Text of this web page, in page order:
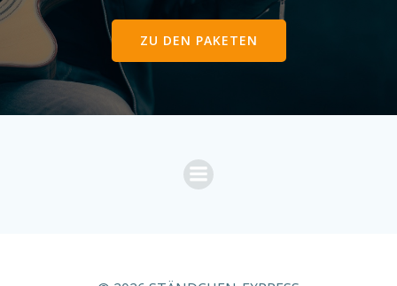
ZU DEN PAKETEN